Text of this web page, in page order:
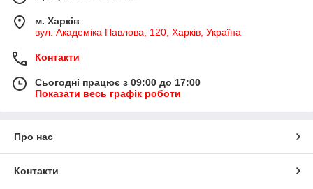
м. Харків
вул. Академіка Павлова, 120, Харків, Україна
Контакти
Сьогодні працює з 09:00 до 17:00
Показати весь графік роботи
Про нас
Контакти